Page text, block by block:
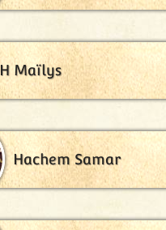
H Maïlys
Hachem Samar